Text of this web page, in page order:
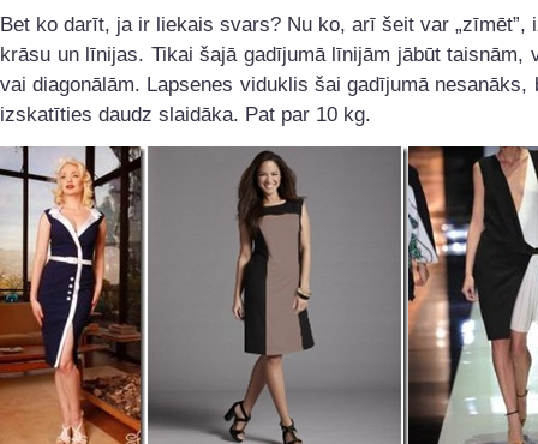
Bet ko darīt, ja ir liekais svars? Nu ko, arī šeit var „zīmēt”,
krāsu un līnijas. Tikai šajā gadījumā līnijām jābūt taisnām,
vai diagonālām. Lapsenes viduklis šai gadījumā nesanāks,
izskatīties daudz slaidāka. Pat par 10 kg.